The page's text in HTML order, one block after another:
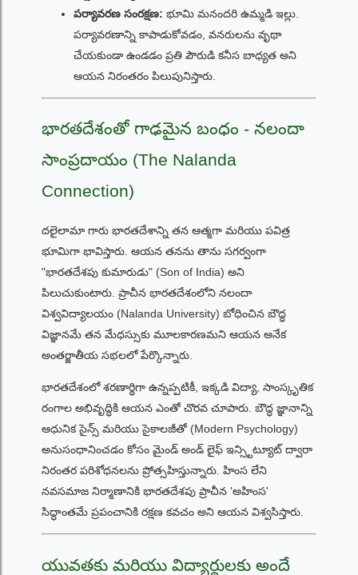
పర్యావరణ సంరక్షణ: భూమి మనందరి ఉమ్మడి ఇల్లు.
పర్యావరణాన్ని కాపాడుకోవడం, వనరులను వృథా
చేయకుండా ఉండడం ప్రతి పౌరుడి కనీస బాధ్యత అని
ఆయన నిరంతరం పిలుపునిస్తారు.
భారతదేశంతో గాఢమైన బంధం - నలందా
సాంప్రదాయం (The Nalanda
Connection)
దలైలామా గారు భారతదేశాన్ని తన ఆత్మగా మరియు పవిత్ర
భూమిగా భావిస్తారు. ఆయన తనను తాను సగర్వంగా
"భారతదేశపు కుమారుడు" (Son of India) అని
పిలుచుకుంటారు. ప్రాచీన భారతదేశంలోని నలందా
విశ్వవిద్యాలయం (Nalanda University) బోధించిన బౌద్ధ
విజ్ఞానమే తన మేధస్సుకు మూలకారణమని ఆయన అనేక
అంతర్జాతీయ సభలలో పేర్కొన్నారు.
భారతదేశంలో శరణార్థిగా ఉన్నప్పటికీ, ఇక్కడి విద్యా, సాంస్కృతిక
రంగాల అభివృద్ధికి ఆయన ఎంతో చొరవ చూపారు. బౌద్ధ జ్ఞానాన్ని
ఆధునిక సైన్స్ మరియు సైకాలజీతో (Modern Psychology)
అనుసంధానించడం కోసం మైండ్ అండ్ లైఫ్ ఇన్స్టిట్యూట్ ద్వారా
నిరంతర పరిశోధనలను ప్రోత్సహిస్తున్నారు. హింస లేని
నవసమాజ నిర్మాణానికి భారతదేశపు ప్రాచీన 'అహింస'
సిద్ధాంతమే ప్రపంచానికి రక్షణ కవచం అని ఆయన విశ్వసిస్తారు.
యువతకు మరియు విద్యార్థులకు అందే